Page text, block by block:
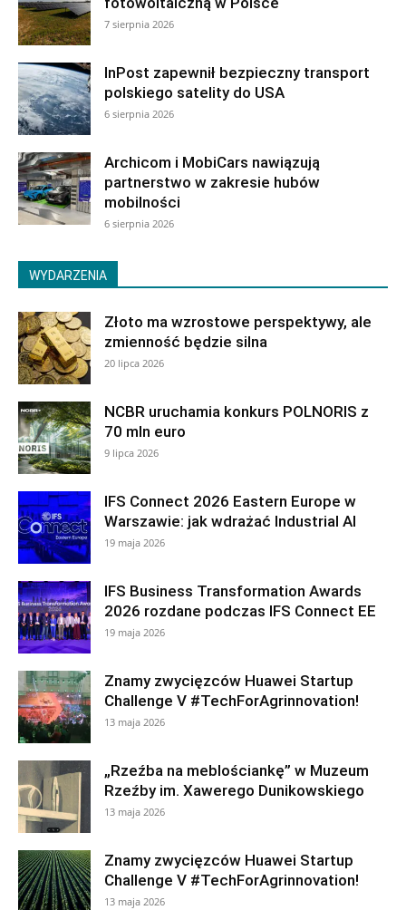
7 sierpnia 2026
InPost zapewnił bezpieczny transport
polskiego satelity do USA
6 sierpnia 2026
Archicom i MobiCars nawiązują
partnerstwo w zakresie hubów
mobilności
6 sierpnia 2026
WYDARZENIA
Złoto ma wzrostowe perspektywy, ale
zmienność będzie silna
20 lipca 2026
NCBR uruchamia konkurs POLNORIS z
70 mln euro
9 lipca 2026
IFS Connect 2026 Eastern Europe w
Warszawie: jak wdrażać Industrial AI
19 maja 2026
IFS Business Transformation Awards
2026 rozdane podczas IFS Connect EE
19 maja 2026
Znamy zwycięzców Huawei Startup
Challenge V #TechForAgrinnovation!
13 maja 2026
„Rzeźba na meblościankę” w Muzeum
Rzeźby im. Xawerego Dunikowskiego
13 maja 2026
Znamy zwycięzców Huawei Startup
Challenge V #TechForAgrinnovation!
13 maja 2026